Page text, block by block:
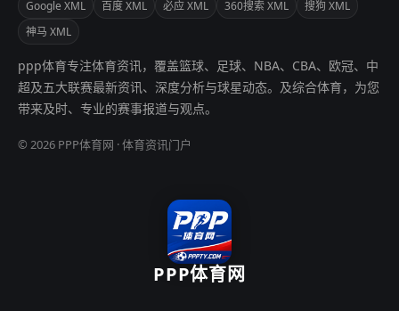
Google XML 百度 XML 必应 XML 360搜索 XML
搜狗 XML
神马 XML
ppp体育专注体育资讯，覆盖篮球、足球、NBA、CBA、欧冠、中
超及五大联赛最新资讯、深度分析与球星动态。及综合体育，为您
带来及时、专业的赛事报道与观点。
© 2026 PPP体育网 · 体育资讯门户
PPP体育网